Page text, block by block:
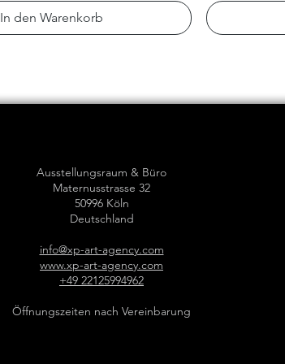
In den Warenkorb
Ausstellungsraum & Büro
Maternusstrasse 32
50996 Köln
Deutschland
info@xp-art-agency.com
www.xp-art-agency.com
+49 22125994962
Öffnungszeiten nach Vereinbarung